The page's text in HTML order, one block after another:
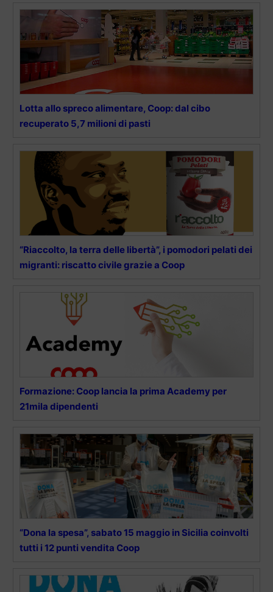
Lotta allo spreco alimentare, Coop: dal cibo
recuperato 5,7 milioni di pasti
“Riaccolto, la terra delle libertà”, i pomodori pelati dei
migranti: riscatto civile grazie a Coop
Formazione: Coop lancia la prima Academy per
21mila dipendenti
“Dona la spesa”, sabato 15 maggio in Sicilia coinvolti
tutti i 12 punti vendita Coop